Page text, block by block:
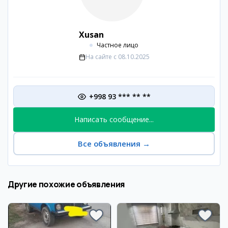
Xusan
Частное лицо
На сайте с 08.10.2025
+998 93 *** ** **
Написать сообщение...
Все объявления →
Другие похожие объявления